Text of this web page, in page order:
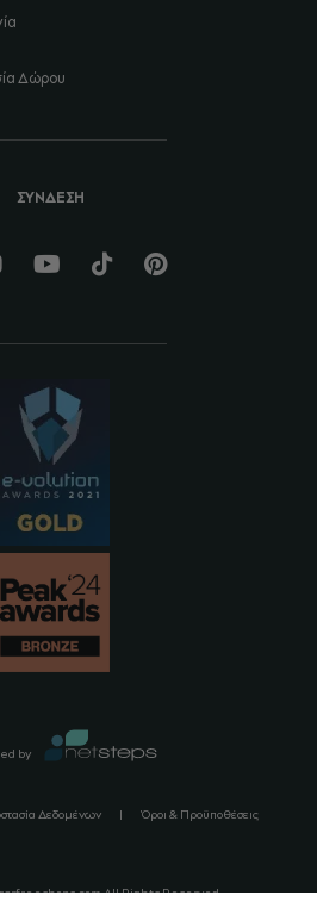
Δώρου
ΣΥΝΔΕΣΗ
All Rights Reserved
Δεδομένων Όροι & Προϋποθέσεις
by